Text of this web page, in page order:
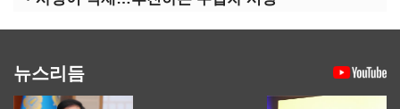
뉴스리듬